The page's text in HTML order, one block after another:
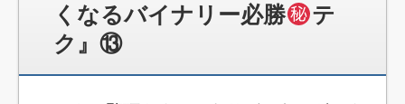
くなるバイナリー必勝
テ
ク』⑬